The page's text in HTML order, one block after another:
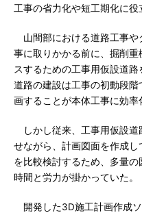
工事の省力化や短工期化に役
山間部における道路工事や
事に取りかかる前に、掘削
スするための工事用仮設道
道路の建設は工事の初動段
画することが本体工事に効率
しかし従来、工事用仮設道
せながら、計画図面を作成
を比較検討するため、多量
時間と労力が掛かっていた。
開発した3D施工計画作成